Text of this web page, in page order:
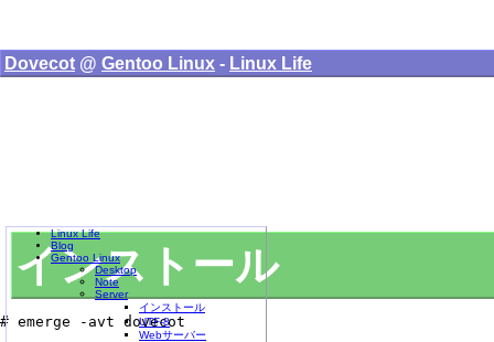
Dovecot @ Gentoo Linux - Linux Life
インストール
Linux Life
Blog
Gentoo Linux
Desktop
Note
Server
インストール
UTF-8
Webサーバー